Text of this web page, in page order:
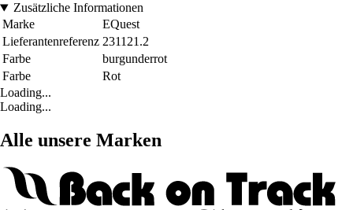
Zusätzliche Informationen
Marke
EQuest
Lieferantenreferenz 231121.2
Farbe
burgunderrot
Farbe
Rot
Loading...
Loading...
Alle unsere Marken